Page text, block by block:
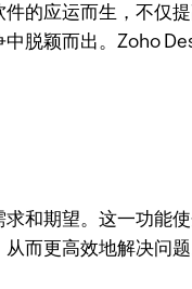
的应运而生，不仅
脱颖而出。Zoho
和期望。这一功能
而更高效地解决问